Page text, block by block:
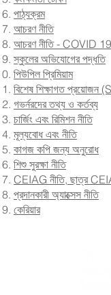
পাঠ্যক্রম
আচরণ নীতি
আচরণ নীতি - COVID
স্কুলের অভিযোগের পদ্ধতি
পিউপিল প্রিমিয়াম
বিশেষ শিক্ষাগত প্রয়োজন
গভর্নরদের তথ্য ও কর্তব্য
চার্জিং এবং রিমিশন নীতি
মূল্যবোধ এবং নীতি
কাগজ কপি জন্য অনুরোধ
শিশু সুরক্ষা নীতি
CEIAG নীতি, ছাত্র
প্রদানকারী অ্যাক্সেস নীতি
কেরিয়ার